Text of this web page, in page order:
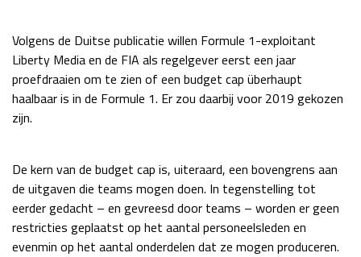
Kwalificatie
za 22:00 - 23:00
LAS VEGAS GRAND PRIX 2026 20 - 22 nov
Race
zo 05:00 - 07:00
Kwalificatie
za 15:00 - 16:00
Race
zo 14:00 - 16:00
Volgens de Duitse publicatie willen Formule 1-exploitant
Liberty Media en de FIA als regelgever eerst een jaar
proefdraaien om te zien of een budget cap überhaupt
haalbaar is in de Formule 1. Er zou daarbij voor 2019 gekozen
zijn.
De kern van de budget cap is, uiteraard, een bovengrens aan
de uitgaven die teams mogen doen. In tegenstelling tot
eerder gedacht – en gevreesd door teams – worden er geen
restricties geplaatst op het aantal personeelsleden en
evenmin op het aantal onderdelen dat ze mogen produceren.